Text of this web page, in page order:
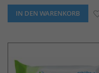
IN DEN WARENKORB